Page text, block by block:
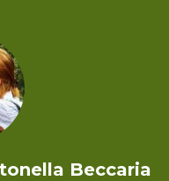
Beccaria